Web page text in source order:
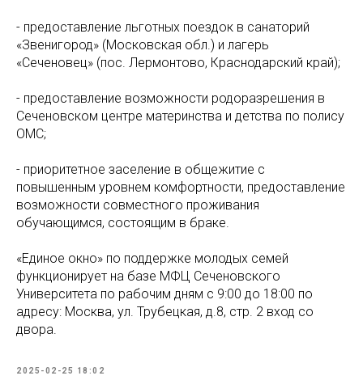
- ⁠предоставление льготных поездок в санаторий
«Звенигород» (Московская обл.) и лагерь
«Сеченовец» (пос. Лермонтово, Краснодарский край);
- ⁠предоставление возможности родоразрешения в
Сеченовском центре материнства и детства по полису
ОМС;
- ⁠приоритетное заселение в общежитие с
повышенным уровнем комфортности, предоставление
возможности совместного проживания
обучающимся, состоящим в браке.
«Единое окно» по поддержке молодых семей
функционирует на базе МФЦ Сеченовского
Университета по рабочим дням с 9:00 до 18:00 по
адресу: Москва, ул. Трубецкая, д.8, стр. 2 вход со
двора.
2025-02-25 18:02